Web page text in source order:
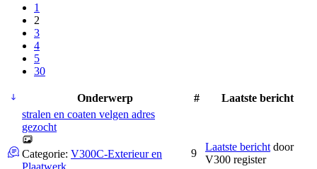
1
2
3
4
5
30
Onderwerp #
Laatste bericht
stralen en coaten velgen adres
gezocht
Categorie: V300C-Exterieur en
Plaatwerk
9
Laatste bericht door
V300 register